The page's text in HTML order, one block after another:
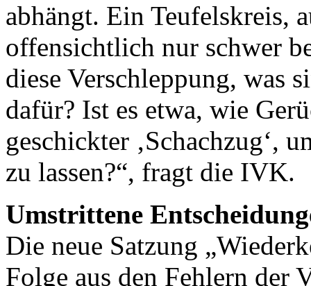
abhängt. Ein Teufelskreis,
offensichtlich nur schwer
diese Verschleppung, was
dafür? Ist es etwa, wie
geschickter ‚Schachzug‘,
zu lassen?“, fragt die IVK.
Umstrittene
Die neue Satzung
Folge aus den Fehlern der